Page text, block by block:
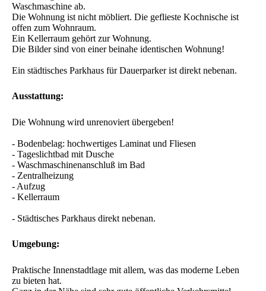
Diese Wohnung ist barrierefrei und wurde in 2015
vollständig renoviert. Der Aufzug bringt Sie bequem in den
2. Stock dieses gepflegten und modernen Wohnhauses.
Die 1-Zimmer Wohnung ist sehr hell, liegt zur Rückseite des
Von der kleinen Diele geht der Wohn-/Schlafraum, das
Waschmaschine ab.
Ein Kellerraum gehört zur Wohnung.
Ein städtisches Parkhaus für Dauerparker ist direkt nebenan.
Ausstattung:
- Tageslichtbad mit Dusche
- Aufzug
- Kellerraum